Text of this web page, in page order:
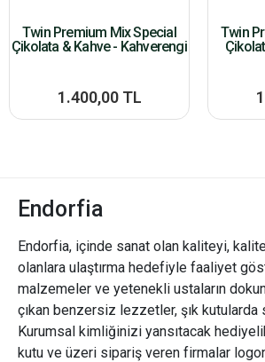
Twin Premium Mix Special
Çikolata & Kahve - Kahverengi
1.400,00 TL
Twin
Endorfia
Endorfia, içinde sanat olan kaliteyi,
olanlara ulaştırma hedefiyle faaliyet
malzemeler ve yetenekli ustaların
çıkan benzersiz lezzetler, şık kutularda
Kurumsal kimliğinizi yansıtacak
kutu ve üzeri sipariş veren firmalar